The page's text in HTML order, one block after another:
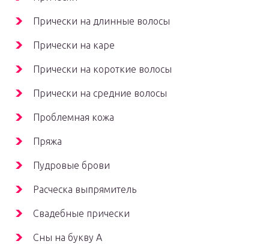
Прически на длинные волосы
Прически на каре
Прически на короткие волосы
Прически на средние волосы
Проблемная кожа
Пряжа
Пудровые брови
Расческа выпрямитель
Свадебные прически
Сны на букву А